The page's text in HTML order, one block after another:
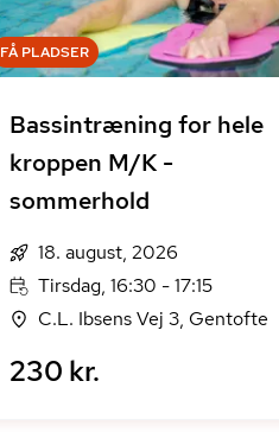
FÅ PLADSER
Bassintræning for hele
kroppen M/K -
sommerhold
18. august, 2026
Tirsdag, 16:30 - 17:15
C.L. Ibsens Vej 3, Gentofte
230 kr.